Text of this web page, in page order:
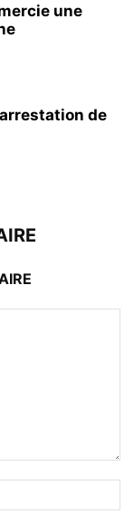
une
de